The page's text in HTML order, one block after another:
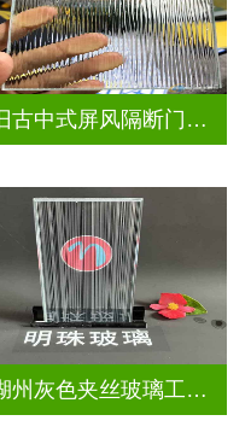
旧古中式屏风隔断门窗彩绘压花玻璃
湖州灰色夹丝玻璃工厂招聘